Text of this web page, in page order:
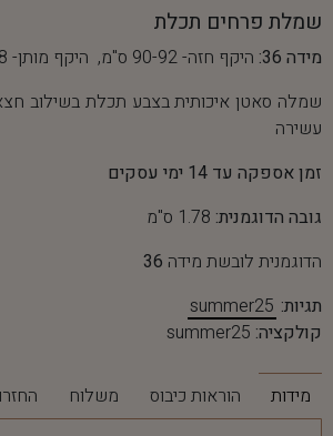
שמלת פרחים תכלת
מידה 36:
היקף חזה- 90-92 ס"מ, היקף מותן- 68 ס"מ
שמלה סאטן איכותית בצבע תכלת בשילוב
עשירה
זמן אספקה עד 14 ימי עסקים
גובה הדוגמנית: 1.78 ס"מ
הדוגמנית לובשת מידה 36
תגיות: summer25
קולקציה: summer25
מידות הוראות כיבוס משלוח